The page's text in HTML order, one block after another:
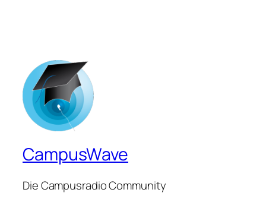
CampusWave
Die Campusradio Community